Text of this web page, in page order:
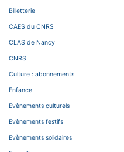
Billetterie
CAES du CNRS
CLAS de Nancy
CNRS
Culture : abonnements
Enfance
Evènements culturels
Evènements festifs
Evènements solidaires